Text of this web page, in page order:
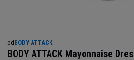
od BODY ATTACK
BODY ATTACK Mayonnaise